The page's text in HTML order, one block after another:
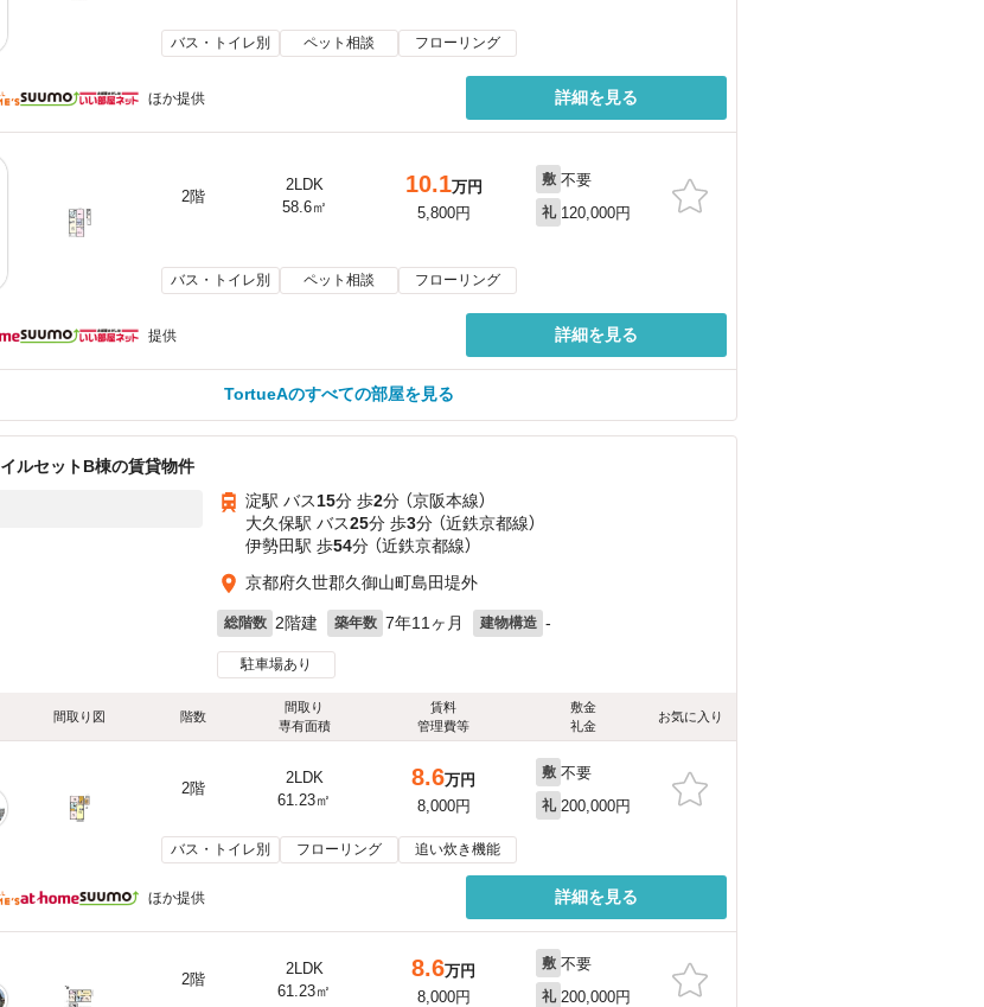
バス・トイレ別 ペット相談 フローリング
ほか提供 詳細を見る
2階
2LDK
58.6㎡
10.1万円
5,800円
敷 不要
礼 120,000円
バス・トイレ別 ペット相談 フローリング
提供 詳細を見る
TortueAのすべての部屋を見る
イルセットB棟の賃貸物件
淀駅 バス15分 歩2分 （京阪本線）
大久保駅 バス25分 歩3分 （近鉄京都線）
伊勢田駅 歩54分 （近鉄京都線）
京都府久世郡久御山町島田堤外
総階数 2階建 築年数 7年11ヶ月 建物構造 -
駐車場あり
間取り図 階数
間取り
専有面積
賃料
管理費等
敷金
礼金
お気に入り
2階
2LDK
61.23㎡
8.6万円
8,000円
敷 不要
礼 200,000円
バス・トイレ別 フローリング 追い炊き機能
ほか提供 詳細を見る
2階
2LDK
61.23㎡
8.6万円
8,000円
敷 不要
礼 200,000円